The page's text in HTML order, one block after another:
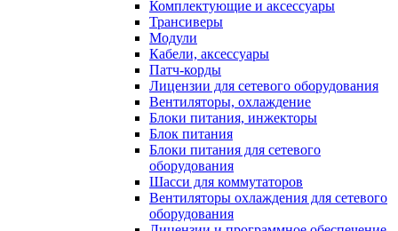
Комплектующие и аксессуары
Трансиверы
Модули
Кабели, аксессуары
Патч-корды
Лицензии для сетевого оборудования
Вентиляторы, охлаждение
Блоки питания, инжекторы
Блок питания
Блоки питания для сетевого
оборудования
Шасси для коммутаторов
Вентиляторы охлаждения для сетевого
оборудования